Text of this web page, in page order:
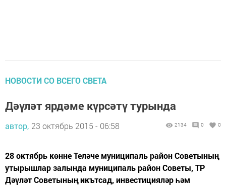
НОВОСТИ СО ВСЕГО СВЕТА
Дәүләт ярдәме күрсәтү турында
автор, 23 октябрь 2015 - 06:58 2134 0 0
28 октябрь көнне Теләче муниципаль район Советының
утырышлар залында муниципаль район Советы, ТР
Дәүләт Советының икътсад, инвестицияләр һәм